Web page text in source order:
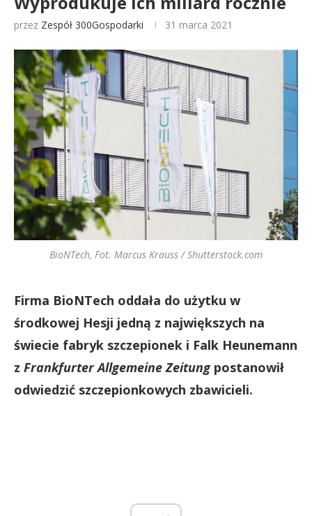
przez Zespół 300Gospodarki 31 marca 2021
BioNTech, Fot. Marcus Krauss / Shutterstock.com
Firma BioNTech oddała do użytku w
środkowej Hesji jedną z największych na
świecie fabryk szczepionek i Falk Heunemann
z Frankfurter Allgemeine Zeitungpostanowił
odwiedzić szczepionkowych zbawicieli.